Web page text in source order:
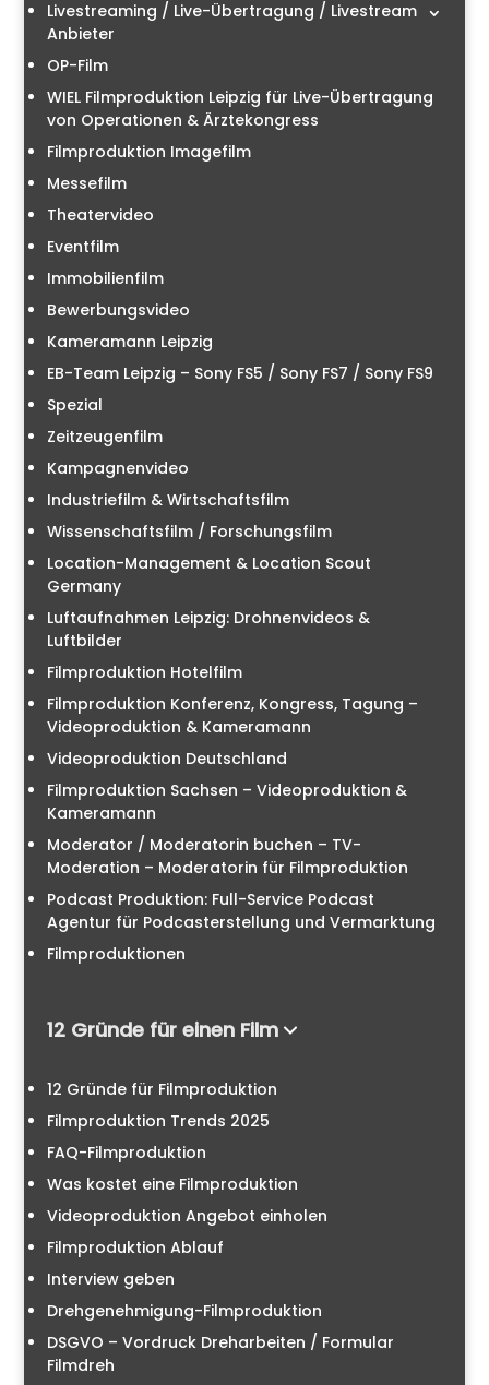
Livestreaming / Live-Übertragung / Livestream
Anbieter
OP-Film
WIEL Filmproduktion Leipzig für Live-Übertragung
von Operationen & Ärztekongress
Filmproduktion Imagefilm
Messefilm
Theatervideo
Eventfilm
Immobilienfilm
Bewerbungsvideo
Kameramann Leipzig
EB-Team Leipzig – Sony FS5 / Sony FS7 / Sony FS9
Spezial
Zeitzeugenfilm
Kampagnenvideo
Industriefilm & Wirtschaftsfilm
Wissenschaftsfilm / Forschungsfilm
Location-Management & Location Scout
Germany
Luftaufnahmen Leipzig: Drohnenvideos &
Luftbilder
Filmproduktion Hotelfilm
Filmproduktion Konferenz, Kongress, Tagung –
Videoproduktion & Kameramann
Videoproduktion Deutschland
Filmproduktion Sachsen – Videoproduktion &
Kameramann
Moderator / Moderatorin buchen – TV-
Moderation – Moderatorin für Filmproduktion
Podcast Produktion: Full-Service Podcast
Agentur für Podcasterstellung und Vermarktung
Filmproduktionen
12 Gründe für einen Film
12 Gründe für Filmproduktion
Filmproduktion Trends 2025
FAQ-Filmproduktion
Was kostet eine Filmproduktion
Videoproduktion Angebot einholen
Filmproduktion Ablauf
Interview geben
Drehgenehmigung-Filmproduktion
DSGVO – Vordruck Dreharbeiten / Formular
Filmdreh